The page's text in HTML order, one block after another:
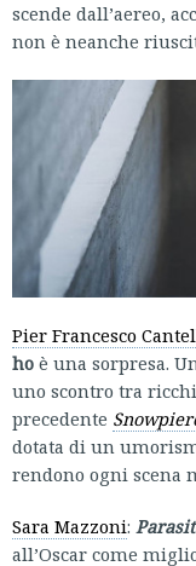
scende dall’aereo,
non è neanche
Pier Francesco
ho è una sorpresa.
uno scontro tra
precedente
dotata di un
rendono ogni scena
Sara Mazzoni:
all’Oscar come